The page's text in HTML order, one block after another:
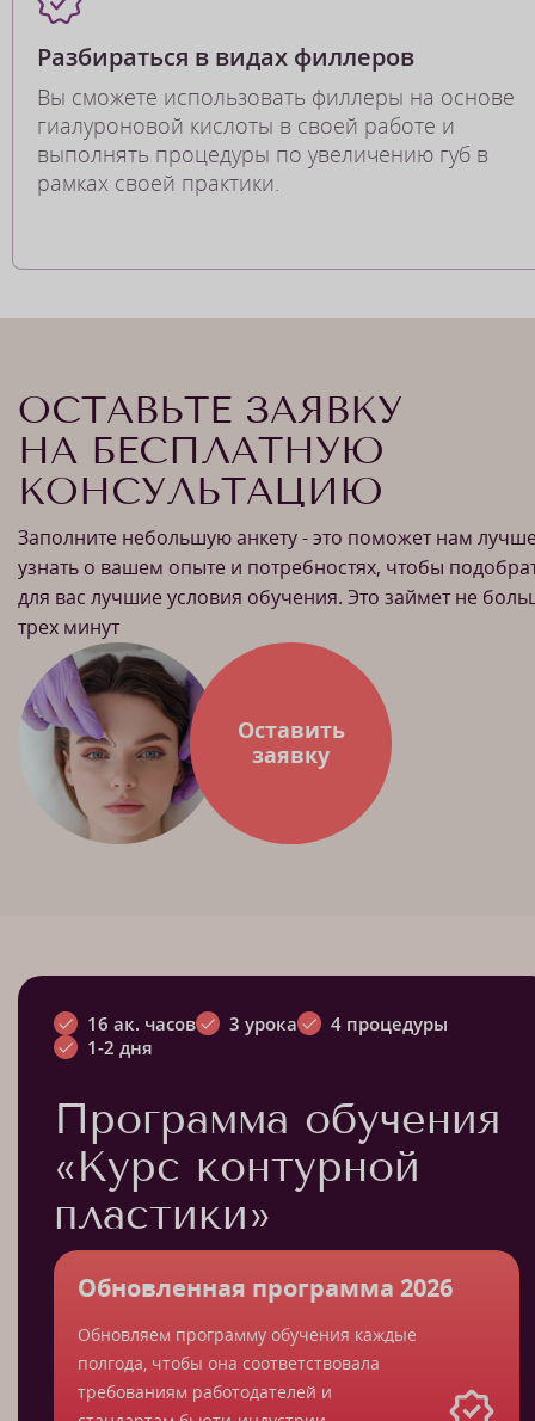
Разбираться в видах филлеров
Вы сможете использовать филлеры на основе
гиалуроновой кислоты в своей работе и
выполнять процедуры по увеличению губ в
рамках своей практики.
ОСТАВЬТЕ ЗАЯВКУ
НА БЕСПЛАТНУЮ
КОНСУЛЬТАЦИЮ
Заполните небольшую анкету - это поможет нам
узнать о вашем опыте и потребностях, чтобы
для вас лучшие условия обучения. Это займет не
трех минут
Оставить
заявку
16 ак. часов 3 урока
4 процедуры
1-2 дня
Программа обучения
«Курс контурной
пластики»
Обновленная программа 2026
Обновляем программу обучения каждые
полгода, чтобы она соответствовала
требованиям работодателей и